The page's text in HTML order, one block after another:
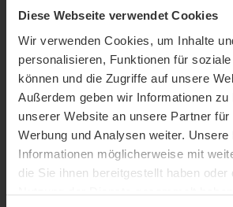
Diese Webseite verwendet Cookies
Wir verwenden Cookies, um Inhalte
personalisieren, Funktionen für
können und die Zugriffe auf unsere
Außerdem geben wir Informationen zu
unserer Website an unsere Partner
Werbung und Analysen weiter.
Informationen möglicherweise mit
die Sie ihnen bereitgestellt haben
COMPARATIVE
LIMITE (72)